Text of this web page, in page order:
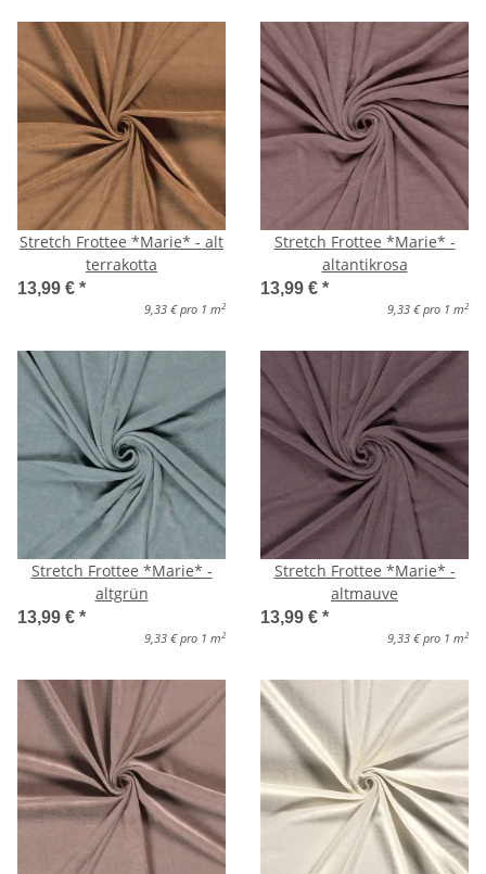
Stretch Frottee *Marie* - alt
terrakotta
13,99 € *
9,33 € pro 1 m 2
Stretch Frottee *Marie* -
altantikrosa
13,99 € *
9,33 € pro 1 m 2
Stretch Frottee *Marie* -
altgrün
13,99 € *
9,33 € pro 1 m 2
Stretch Frottee *Marie* -
altmauve
13,99 € *
9,33 € pro 1 m 2